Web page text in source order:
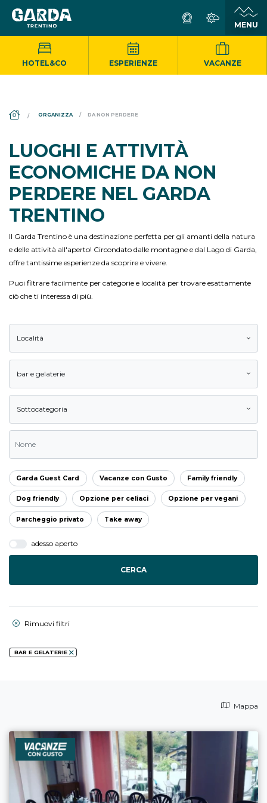
HOTEL&CO ESPERIENZE VACANZE
DS_BREADCRUMB.HOME
ORGANIZZA DA NON PERDERE
LUOGHI E ATTIVITÀ
ECONOMICHE DA NON
PERDERE NEL GARDA
TRENTINO
Il Garda Trentino è una destinazione perfetta per gli amanti della natura
e delle attività all'aperto! Circondato dalle montagne e dal Lago di Garda,
offre tantissime esperienze da scoprire e vivere.
Puoi filtrare facilmente per categorie e località per trovare esattamente
ciò che ti interessa di più.
Località
bar e gelaterie
Sottocategoria
Garda Guest Card Vacanze con Gusto Family friendly
Dog friendly Opzione per celiaci Opzione per vegani
Parcheggio privato Take away
adesso aperto
CERCA
Rimuovi filtri
BAR E GELATERIE
Mappa